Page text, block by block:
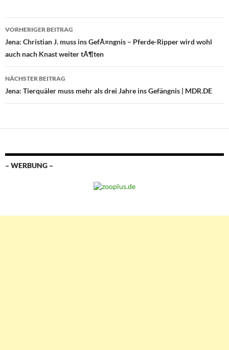
Beitragsnavigation
VORHERIGER BEITRAG
Jena: Christian J. muss ins GefÃ¤ngnis – Pferde-Ripper wird wohl
auch nach Knast weiter tÃ¶ten
NÄCHSTER BEITRAG
Jena: Tierquäler muss mehr als drei Jahre ins Gefängnis | MDR.DE
– WERBUNG –